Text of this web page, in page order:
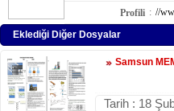
Profili : //
Eklediği Diğer Dosyalar
Samsun
Tarih : 18